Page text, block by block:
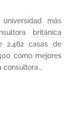
más
británica
2.462 casas de
como mejores
consultora...